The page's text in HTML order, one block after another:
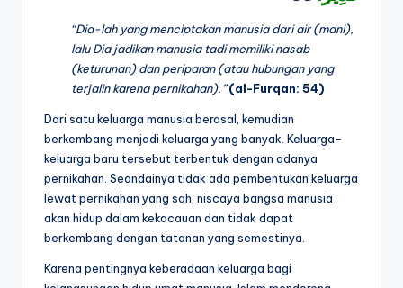
“Dia-lah yang menciptakan manusia dari air (mani),
lalu Dia jadikan manusia tadi memiliki nasab
(keturunan) dan periparan (atau hubungan yang
terjalin karena pernikahan).”(al-Furqan: 54)
Dari satu keluarga manusia berasal, kemudian
berkembang menjadi keluarga yang banyak. Keluarga-
keluarga baru tersebut terbentuk dengan adanya
pernikahan. Seandainya tidak ada pembentukan keluarga
lewat pernikahan yang sah, niscaya bangsa manusia
akan hidup dalam kekacauan dan tidak dapat
berkembang dengan tatanan yang semestinya.
Karena pentingnya keberadaan keluarga bagi